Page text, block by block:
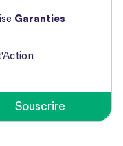
Garanties
Souscrire